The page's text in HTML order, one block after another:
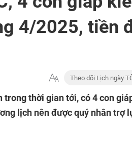
4/2025, tiền
Theo dõi Lịch ngày
trong thời gian tới, có 4 con
lịch nên được quý nhân trợ